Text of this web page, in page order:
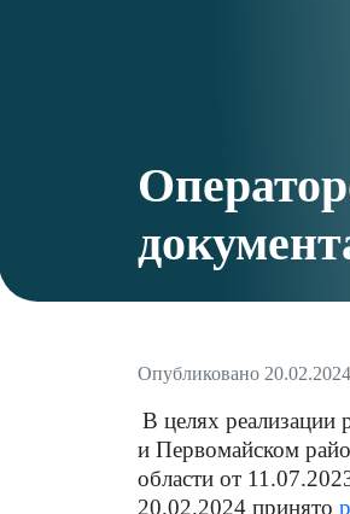
Опубликовано 20.02.2024
В целях реализации
и Первомайском
области от
20.02.2024 принято